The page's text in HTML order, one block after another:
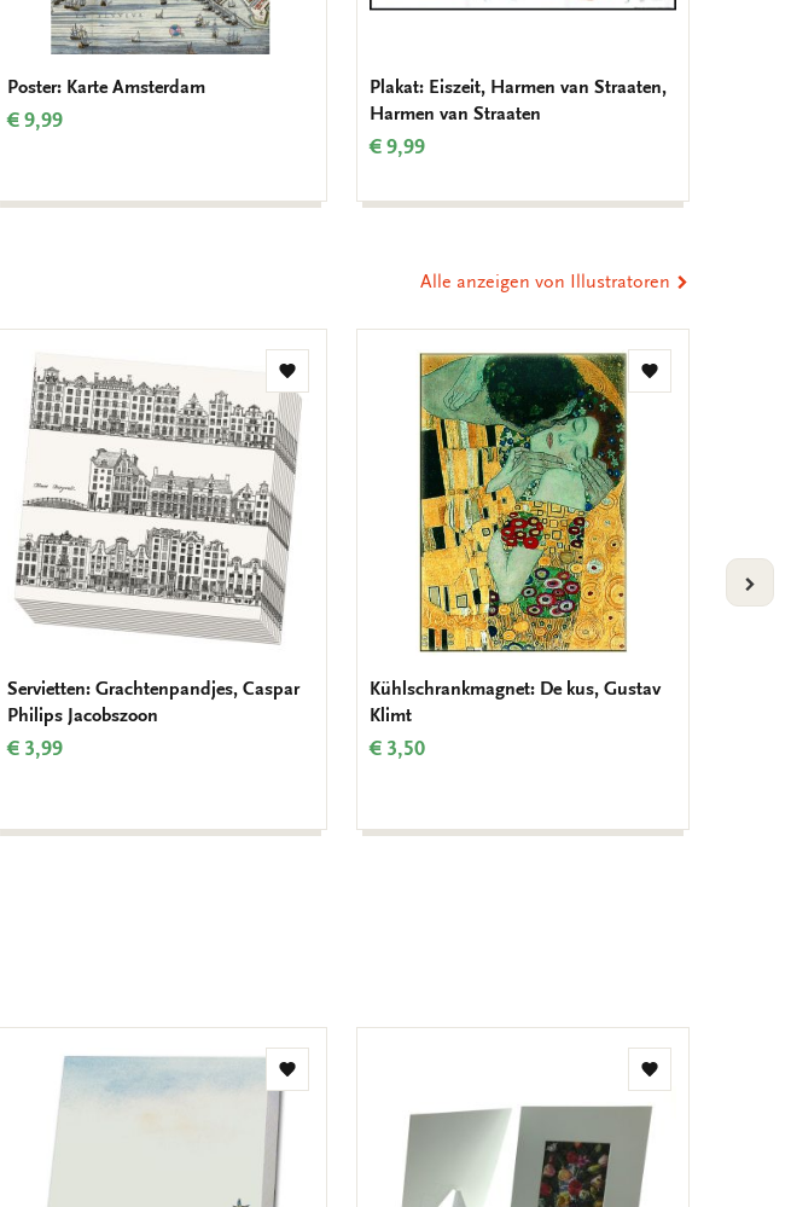
Poster: Karte Amsterdam
€ 9,99
Plakat: Eiszeit, Harmen van Straaten,
Harmen van Straaten
€ 9,99
Alle anzeigen von Illustratoren
Zur
Wunschliste
hinzufügen
Servietten: Grachtenpandjes, Caspar
Philips Jacobszoon
€ 3,99
Zur
Kühlschrankmagnet: De kus, Gustav
Klimt
€ 3,50
Zur
Zur
hinzufügen